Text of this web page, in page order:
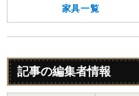
家具一覧
記事の編集者情報